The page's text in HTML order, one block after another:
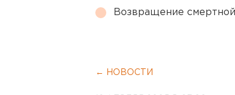
Возвращение
← НОВОСТИ